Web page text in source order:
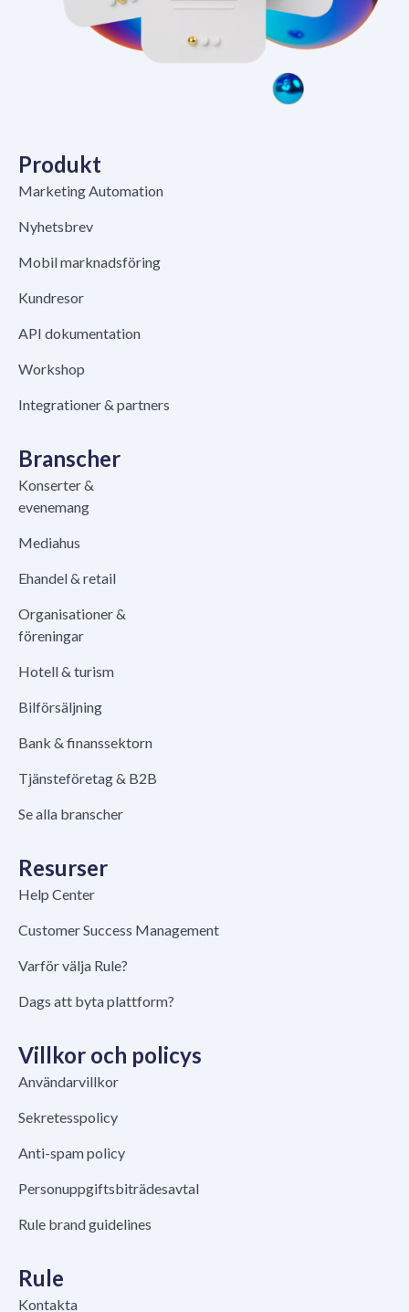
Produkt
Marketing Automation
Nyhetsbrev
Mobil marknadsföring
Kundresor
API dokumentation
Workshop
Integrationer & partners
Branscher
Konserter &
evenemang
Mediahus
Ehandel & retail
Organisationer &
föreningar
Hotell & turism
Bilförsäljning
Bank & finanssektorn
Tjänsteföretag & B2B
Se alla branscher
Resurser
Help Center
Customer Success Management
Varför välja Rule?
Dags att byta plattform?
Villkor och policys
Användarvillkor
Sekretesspolicy
Anti-spam policy
Personuppgiftsbiträdesavtal
Rule brand guidelines
Rule
Kontakta